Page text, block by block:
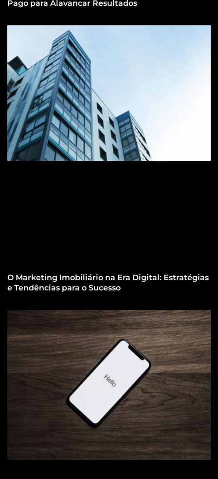
Pago para Alavancar Resultados
O Marketing Imobiliário na Era Digital: Estratégias
e Tendências para o Sucesso